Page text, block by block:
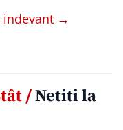
indevant →
/Netiti la